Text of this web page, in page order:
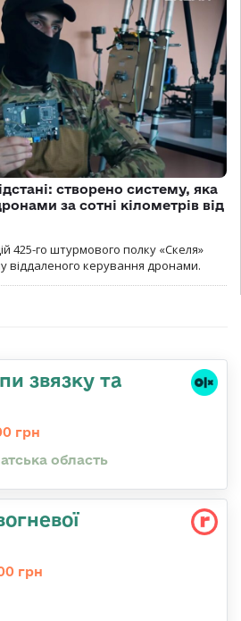
створено систему, яка
за сотні кілометрів від
425-го штурмового полку «Скеля»
віддаленого керування дронами.
звязку та
грн
область
грн